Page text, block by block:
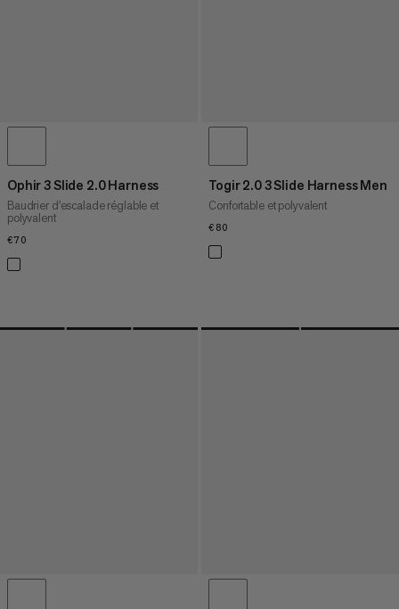
Ophir 3 Slide 2.0 Harness
Baudrier d'escalade réglable et
polyvalent
€70
Togir 2.0 3 Slide Harness Men
Confortable et polyvalent
€80